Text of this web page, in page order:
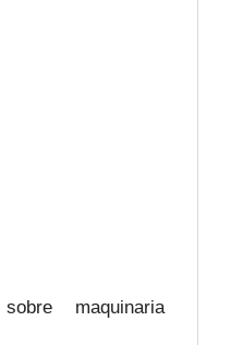
maquinaria